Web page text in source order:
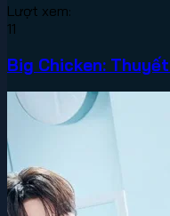
Lượt xem:
11
Big Chicken: